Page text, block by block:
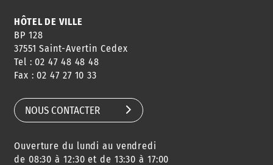
CONSEILS
DE QUARTIER
AGENDA
DES SORTIES
URBANISME
HÔTEL DE VILLE
BP 128
37551 Saint-Avertin Cedex
Tel : 02 47 48 48 48
Fax : 02 47 27 10 33
NOUS CONTACTER
Ouverture du lundi au vendredi
de 08:30 à 12:30 et de 13:30 à 17:00